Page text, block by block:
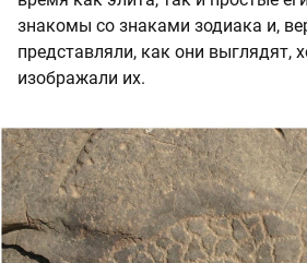
знакомы со знаками зодиака и,
представляли, как они выглядят,
изображали их.